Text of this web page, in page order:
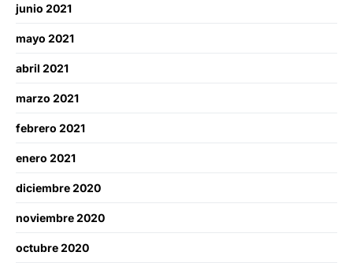
junio 2021
mayo 2021
abril 2021
marzo 2021
febrero 2021
enero 2021
diciembre 2020
noviembre 2020
octubre 2020